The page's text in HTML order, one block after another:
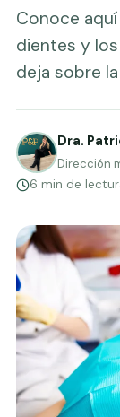
Conoce
dientes y
deja sobre
Dra.
Dirección
6 min de